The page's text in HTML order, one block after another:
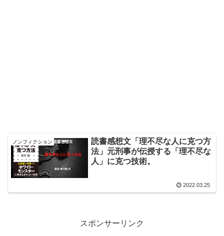
ノンフィクション
読書感想文「理不尽な人に克つ方
法」元刑事が伝授する「理不尽な
人」に克つ技術。
2022.03.25
スポンサーリンク